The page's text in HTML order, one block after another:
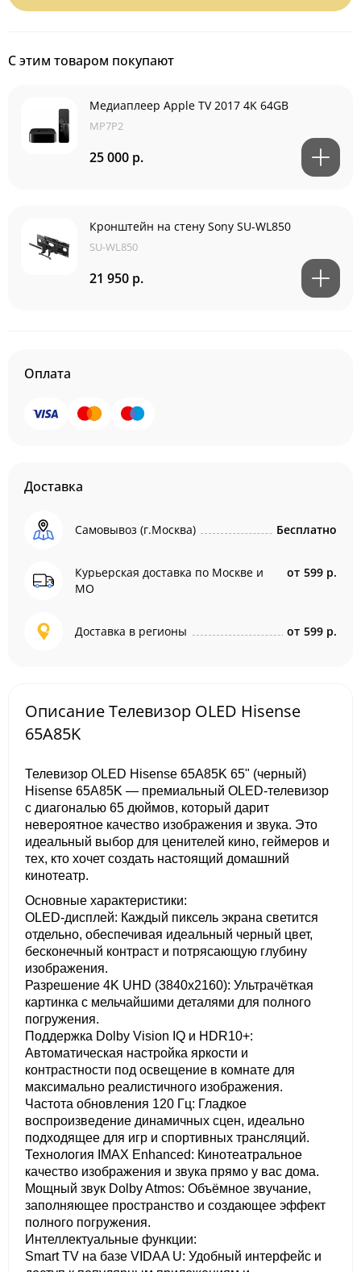
С этим товаром покупают
Медиаплеер Apple TV 2017 4K 64GB
MP7P2
25 000 р.
Кронштейн на стену Sony SU-WL850
SU-WL850
21 950 р.
Оплата
Доставка
Самовывоз (г.Москва) Бесплатно
Курьерская доставка по Москве и
МО
от 599 р.
Доставка в регионы от 599 р.
Описание Телевизор OLED Hisense
65A85K
Телевизор OLED Hisense 65A85K 65" (черный)
Hisense 65A85K — премиальный OLED-телевизор
с диагональю 65 дюймов, который дарит
невероятное качество изображения и звука. Это
идеальный выбор для ценителей кино, геймеров и
тех, кто хочет создать настоящий домашний
кинотеатр.
Основные характеристики:
OLED-дисплей: Каждый пиксель экрана светится
отдельно, обеспечивая идеальный черный цвет,
бесконечный контраст и потрясающую глубину
изображения.
Разрешение 4K UHD (3840x2160): Ультрачёткая
картинка с мельчайшими деталями для полного
погружения.
Поддержка Dolby Vision IQ и HDR10+:
Автоматическая настройка яркости и
контрастности под освещение в комнате для
максимально реалистичного изображения.
Частота обновления 120 Гц: Гладкое
воспроизведение динамичных сцен, идеально
подходящее для игр и спортивных трансляций.
Технология IMAX Enhanced: Кинотеатральное
качество изображения и звука прямо у вас дома.
Мощный звук Dolby Atmos: Объёмное звучание,
заполняющее пространство и создающее эффект
полного погружения.
Интеллектуальные функции:
Smart TV на базе VIDAA U: Удобный интерфейс и